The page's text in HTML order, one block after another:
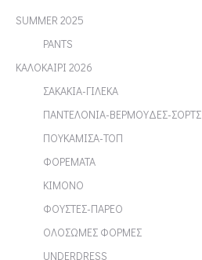
SUMMER 2025
PANTS
ΚΑΛΟΚΑΙΡΙ 2026
ΣΑΚΑΚΙΑ-ΓΙΛΕΚΑ
ΠΑΝΤΕΛΟΝΙΑ-ΒΕΡΜΟΥΔΕΣ-ΣΟΡΤΣ
ΠΟΥΚΑΜΙΣΑ-ΤΟΠ
ΦΟΡΕΜΑΤΑ
ΚΙΜΟΝΟ
ΦΟΥΣΤΕΣ-ΠΑΡΕΟ
ΟΛΟΣΩΜΕΣ ΦΟΡΜΕΣ
UNDERDRESS